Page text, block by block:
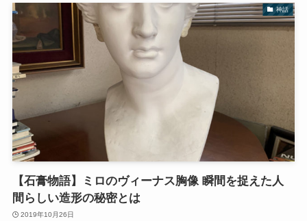
神話
【石膏物語】ミロのヴィーナス胸像 瞬間を捉えた人
間らしい造形の秘密とは
2019年10月26日